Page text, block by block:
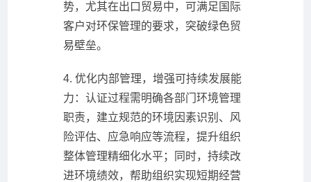
势，尤其在出口贸易中，可满足国际
客户对环保管理的要求，突破绿色贸
易壁垒。
4. 优化内部管理，增强可持续发展能
力：认证过程需明确各部门环境管理
职责，建立规范的环境因素识别、风
险评估、应急响应等流程，提升组织
整体管理精细化水平；同时，持续改
进环境绩效，帮助组织实现短期经营